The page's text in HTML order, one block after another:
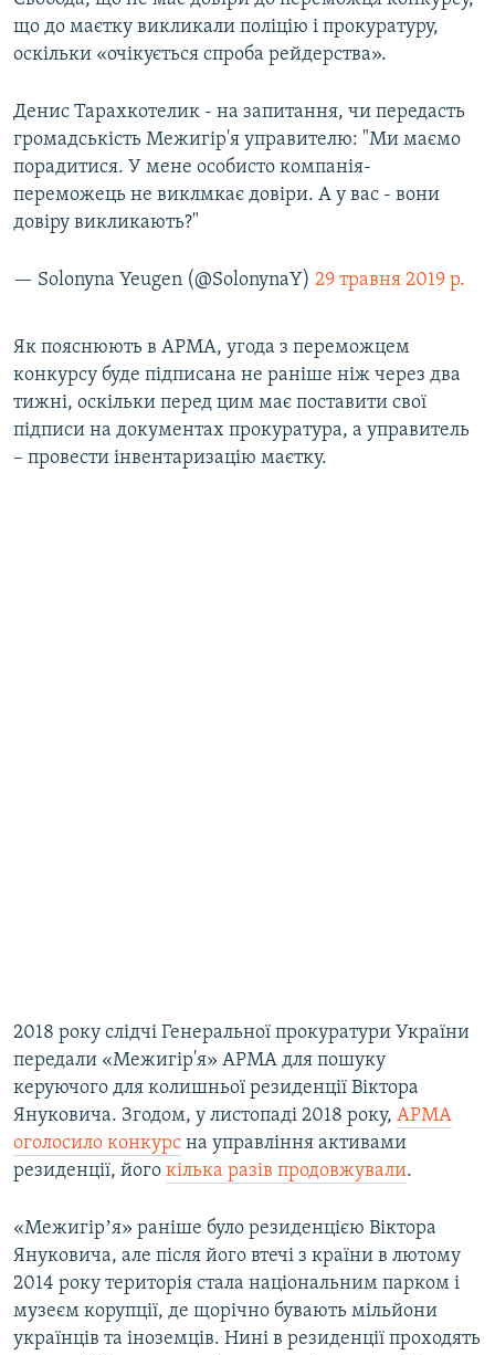
що до маєтку викликали поліцію і прокуратуру,
оскільки «очікується спроба рейдерства».
Денис Тарахкотелик - на запитання, чи передасть
громадськість Межигір'я управителю: "Ми маємо
порадитися. У мене особисто компанія-
переможець не виклмкає довіри. А у вас - вони
довіру викликають?"
— Solonyna Yeugen (@SolonynaY) 29 травня 2019 р.
Як пояснюють в АРМА, угода з переможцем
конкурсу буде підписана не раніше ніж через два
тижні, оскільки перед цим має поставити свої
підписи на документах прокуратура, а управитель
– провести інвентаризацію маєтку.
2018 року слідчі Генеральної прокуратури України
передали «Межигір'я» АРМА для пошуку
керуючого для колишньої резиденції Віктора
Януковича. Згодом, у листопаді 2018 року, АРМА
оголосило конкурс на управління активами
резиденції, його кілька разів продовжували.
«Межигірʼя» раніше було резиденцією Віктора
Януковича, але після його втечі з країни в лютому
2014 року територія стала національним парком і
музеєм корупції, де щорічно бувають мільйони
українців та іноземців. Нині в резиденції проходять